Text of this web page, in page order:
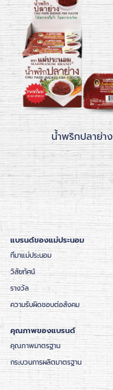
น้ำพริกปลาย่าง
แบรนด์ของแม่ประนอม
ที่มาแม่ประนอม
วิสัยทัศน์
รางวัล
ความรับผิดชอบต่อสังคม
คุณภาพของแบรนด์
คุณภาพมาตรฐาน
กระบวนการผลิตมาตรฐาน